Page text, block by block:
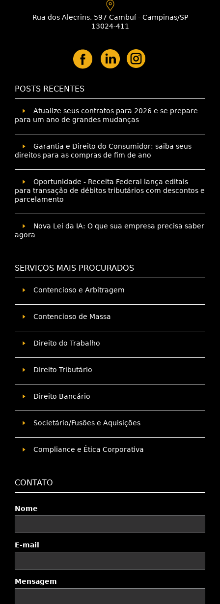
Rua dos Alecrins, 597 Cambuí - Campinas/SP
13024-411
POSTS RECENTES
Atualize seus contratos para 2026 e se prepare
para um ano de grandes mudanças
Garantia e Direito do Consumidor: saiba seus
direitos para as compras de fim de ano
Oportunidade - Receita Federal lança editais
para transação de débitos tributários com descontos e
parcelamento
Nova Lei da IA: O que sua empresa precisa saber
agora
SERVIÇOS MAIS PROCURADOS
Contencioso e Arbitragem
Contencioso de Massa
Direito do Trabalho
Direito Tributário
Direito Bancário
Societário/Fusões e Aquisições
Compliance e Ética Corporativa
CONTATO
Nome
E-mail
Mensagem